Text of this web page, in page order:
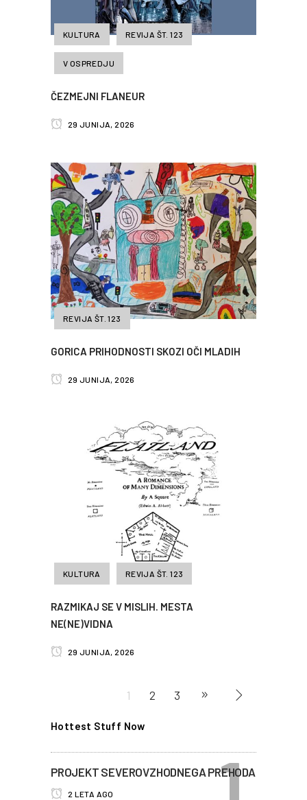
KULTURA REVIJA ŠT. 123
V OSPREDJU
ČEZMEJNI FLANEUR
29 JUNIJA, 2026
REVIJA ŠT. 123
GORICA PRIHODNOSTI SKOZI OČI MLADIH
29 JUNIJA, 2026
KULTURA REVIJA ŠT. 123
RAZMIKAJ SE V MISLIH. MESTA
NE(NE)VIDNA
29 JUNIJA, 2026
1 2 3
Hottest Stuff Now
PROJEKT SEVEROVZHODNEGA PREHODA
2 LETA AGO